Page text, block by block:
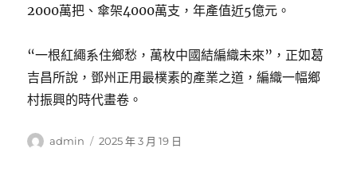
2000萬把、傘架4000萬支，年產值近5億元。
“一根紅繩系住鄉愁，萬枚中國結編織未來”，正如葛
吉昌所說，鄧州正用最樸素的產業之道，編織一幅鄉
村振興的時代畫卷。
作
admin
發
2025 年 3 月 19 日